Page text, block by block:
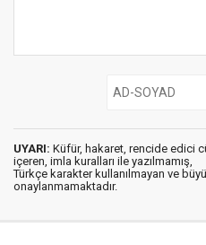
UYARI: Küfür, hakaret, rencide edici
içeren, imla kuralları ile yazılmamış,
Türkçe karakter kullanılmayan ve
onaylanmamaktadır.